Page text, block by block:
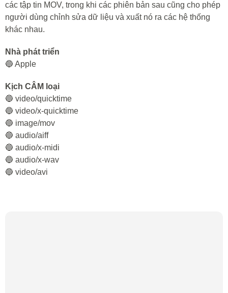
các tập tin MOV, trong khi các phiên bản sau cũng cho phép
người dùng chỉnh sửa dữ liệu và xuất nó ra các hệ thống
khác nhau.
Nhà phát triển
🔵 Apple
Kịch CÂM loại
🔵 video/quicktime
🔵 video/x-quicktime
🔵 image/mov
🔵 audio/aiff
🔵 audio/x-midi
🔵 audio/x-wav
🔵 video/avi